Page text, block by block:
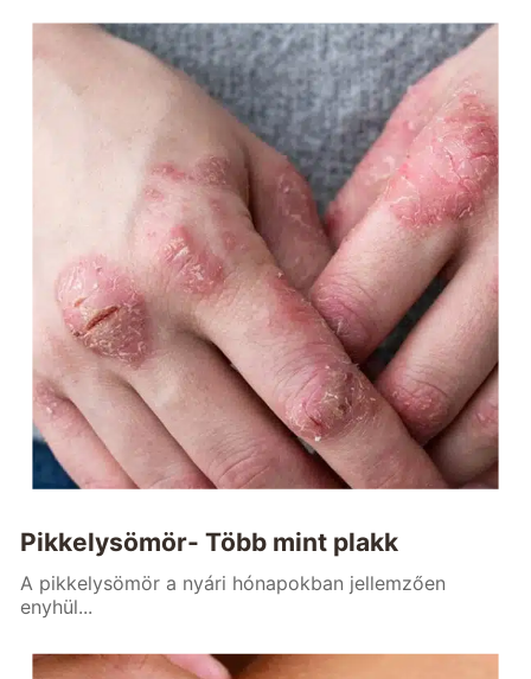
Pikkelysömör- Több mint plakk
A pikkelysömör a nyári hónapokban jellemzően
enyhül...